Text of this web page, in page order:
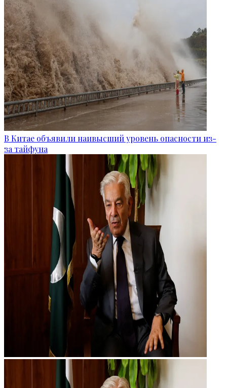
В Китае объявили наивысший уровень опасности из-
за тайфуна